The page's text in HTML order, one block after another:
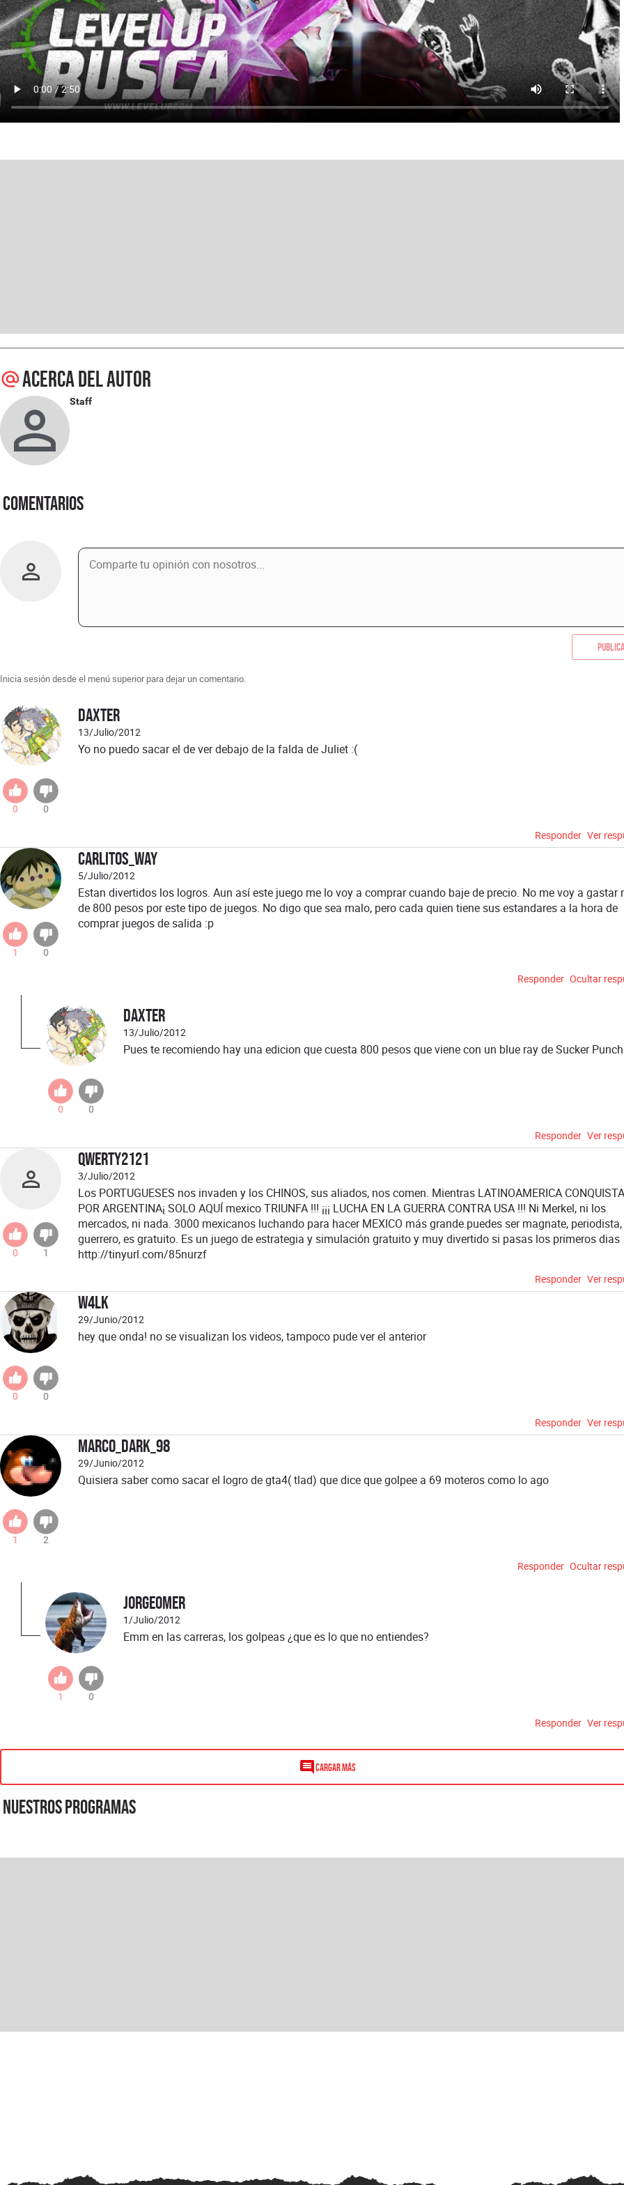
Acerca del autor
Staff
Comentarios
Inicia sesión desde el menú superior para dejar un comentario.
Daxter
13/Julio/2012
0 0
Yo no puedo sacar el de ver debajo de la falda de Juliet :(
Responder Ver
carlitos_way
5/Julio/2012
1 0
Estan divertidos los logros. Aun así este juego me lo voy a comprar cuando baje de precio. No me voy a gastar
de 800 pesos por este tipo de juegos. No digo que sea malo, pero cada quien tiene sus estandares a la hora de
comprar juegos de salida :p
Responder Ocultar
Daxter
13/Julio/2012
0 0
Pues te recomiendo hay una edicion que cuesta 800 pesos que viene con un blue ray de Sucker Punch
Responder Ver
qwerty2121
3/Julio/2012
0 1
Los PORTUGUESES nos invaden y los CHINOS, sus aliados, nos comen. Mientras LATINOAMERICA
POR ARGENTINA¡ SOLO AQUÍ mexico TRIUNFA !!! ¡¡¡ LUCHA EN LA GUERRA CONTRA USA !!! Ni Merkel, ni los
mercados, ni nada. 3000 mexicanos luchando para hacer MEXICO más grande.puedes ser magnate, periodista,
guerrero, es gratuito. Es un juego de estrategia y simulación gratuito y muy divertido si pasas los primeros dias
http://tinyurl.com/85nurzf
Responder Ver
w4lk
29/Junio/2012
0 0
hey que onda! no se visualizan los videos, tampoco pude ver el anterior
Responder Ver
MARCO_DARK_98
29/Junio/2012
1 2
Quisiera saber como sacar el logro de gta4( tlad) que dice que golpee a 69 moteros como lo ago
Responder Ocultar
JorgeOmer
1/Julio/2012
1 0
Emm en las carreras, los golpeas ¿que es lo que no entiendes?
Responder Ver
Cargar más
Nuestros programas